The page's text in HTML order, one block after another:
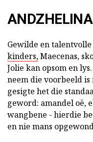
Gewilde en
kinders,Maecenas,
Jolie kan opsom en
neem die voorbeeld
gesigte het die
geword: amandel oë,
wangbene - hierdie
en nie mans